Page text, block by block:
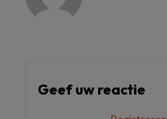
Geef uw reactie